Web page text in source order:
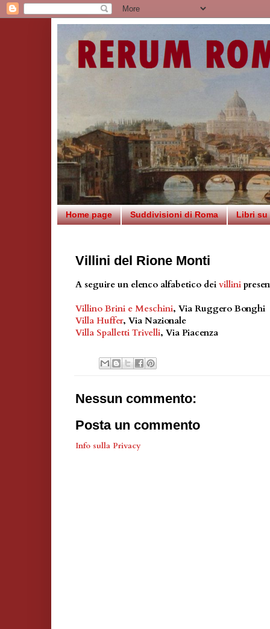
Home page Suddivisioni di Roma Libri su
Villini del Rione Monti
A seguire un elenco alfabetico dei villini
Villino Brini e Meschini, Via Ruggero Bonghi
Villa Huffer, Via Nazionale
Villa Spalletti Trivelli, Via Piacenza
Nessun commento:
Posta un commento
Info sulla Privacy